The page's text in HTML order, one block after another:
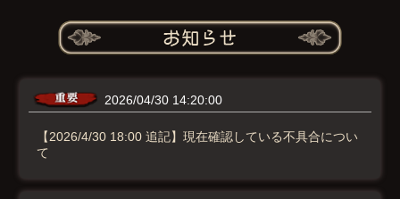
2026/04/30 14:20:00
【2026/4/30 18:00 追記】現在確認している不具合につい
て